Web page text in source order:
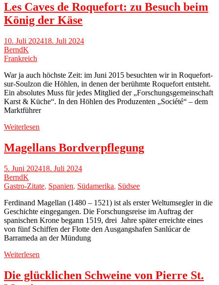
Les Caves de Roquefort: zu Besuch beim
König der Käse
10. Juli 202418. Juli 2024
BerndK
Frankreich
War ja auch höchste Zeit: im Juni 2015 besuchten wir in Roquefort-
sur-Soulzon die Höhlen, in denen der berühmte Roquefort entsteht.
Ein absolutes Muss für jedes Mitglied der „Forschungsgemeinschaft
Karst & Küche“. In den Höhlen des Produzenten „Société“ – dem
Marktführer
Weiterlesen
Magellans Bordverpflegung
5. Juni 202418. Juli 2024
BerndK
Gastro-Zitate, Spanien, Südamerika, Südsee
Ferdinand Magellan (1480 – 1521) ist als erster Weltumsegler in die
Geschichte eingegangen. Die Forschungsreise im Auftrag der
spanischen Krone begann 1519, drei Jahre später erreichte eines
von fünf Schiffen der Flotte den Ausgangshafen Sanlúcar de
Barrameda an der Mündung
Weiterlesen
Die glücklichen Schweine von Pierre St.